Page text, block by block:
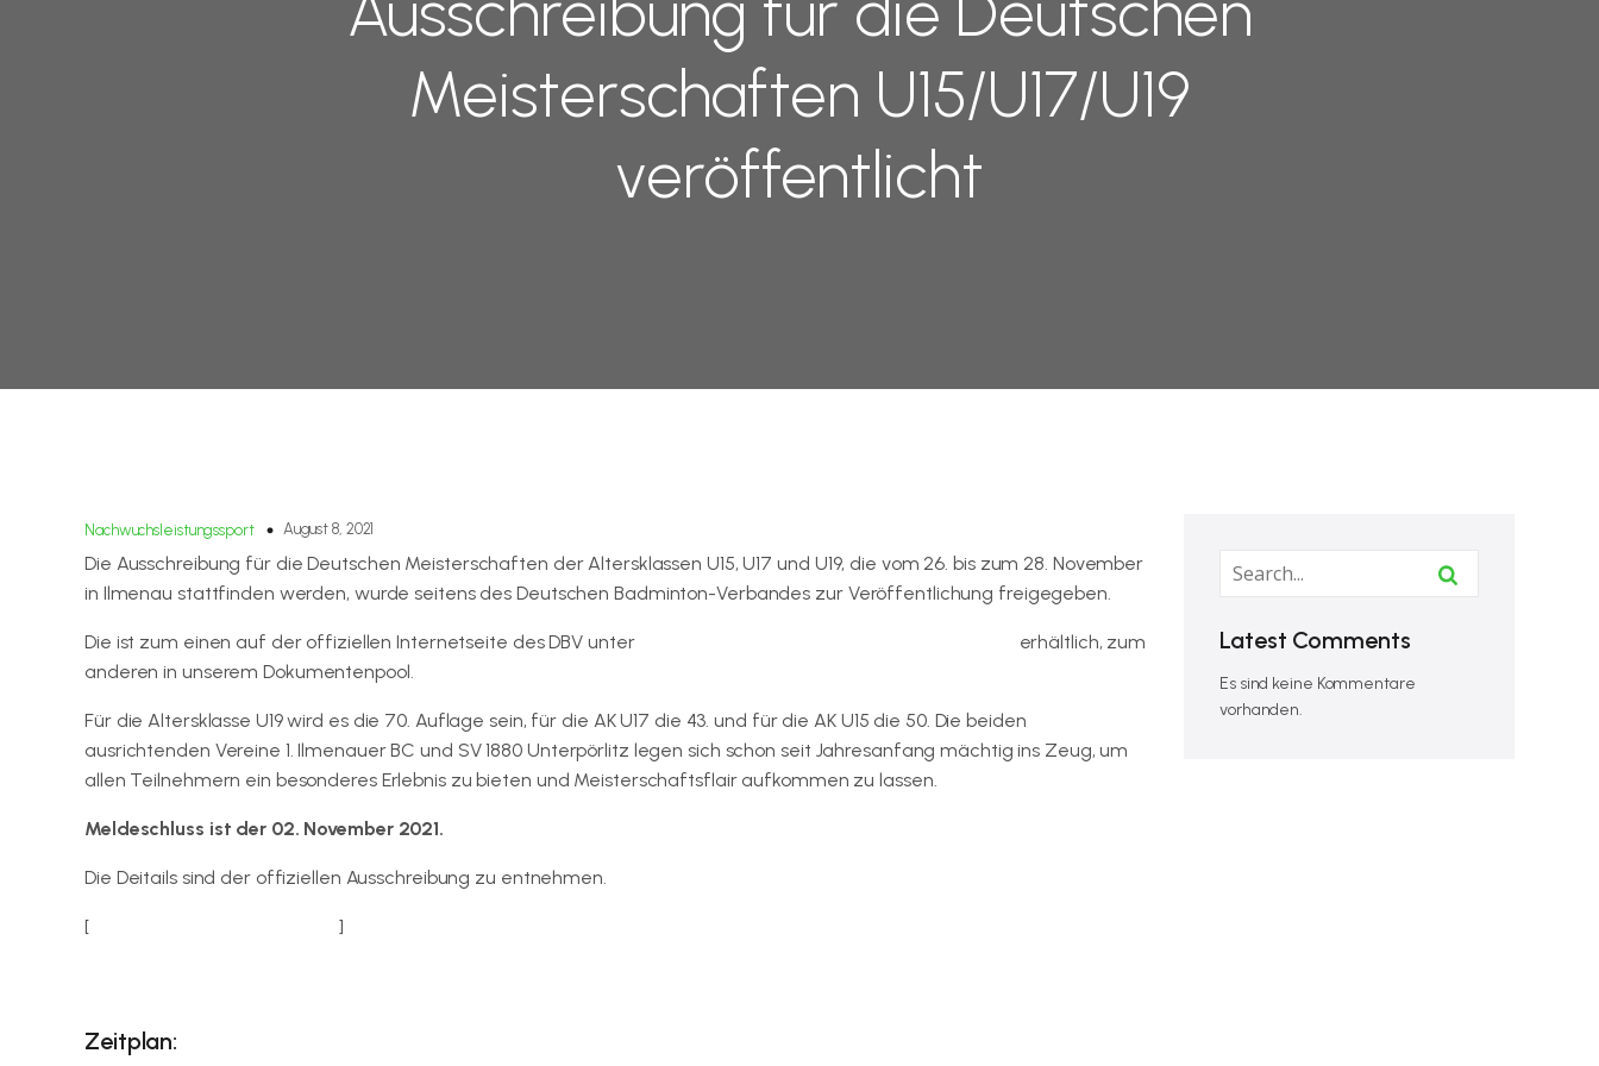
Meisterschaften U15/U17/U19
veröffentlicht
Nachwuchsleistungssport August 8, 2021
Die Ausschreibung für die Deutschen Meisterschaften der Altersklassen U15, U17 und U19, die vom 26. bis zum 28. November
in Ilmenau stattfinden werden, wurde seitens des Deutschen Badminton-Verbandes zur Veröffentlichung freigegeben.
Die ist zum einen auf der offiziellen Internetseite des DBV unter
erhältlich, zum
anderen in unserem Dokumentenpool.
Für die Altersklasse U19 wird es die 70. Auflage sein, für die AK U17 die 43. und für die AK U15 die 50. Die beiden
ausrichtenden Vereine 1. Ilmenauer BC und SV 1880 Unterpörlitz legen sich schon seit Jahresanfang mächtig ins Zeug, um
allen Teilnehmern ein besonderes Erlebnis zu bieten und Meisterschaftsflair aufkommen zu lassen.
Meldeschluss ist der 02. November 2021.
Die Deitails sind der offiziellen Ausschreibung zu entnehmen.
[Download der Ausschreibung]
Zeitplan:
Latest Comments
Es sind keine Kommentare
vorhanden.